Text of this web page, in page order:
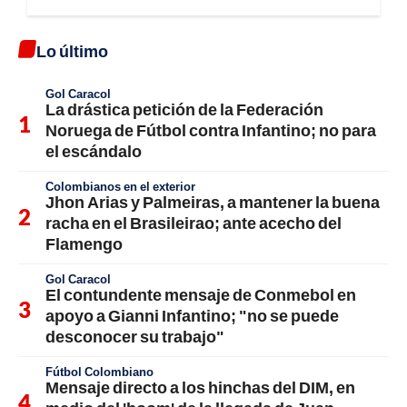
Lo último
Gol Caracol
La drástica petición de la Federación
Noruega de Fútbol contra Infantino; no para
el escándalo
Colombianos en el exterior
Jhon Arias y Palmeiras, a mantener la buena
racha en el Brasileirao; ante acecho del
Flamengo
Gol Caracol
El contundente mensaje de Conmebol en
apoyo a Gianni Infantino; "no se puede
desconocer su trabajo"
Fútbol Colombiano
Mensaje directo a los hinchas del DIM, en